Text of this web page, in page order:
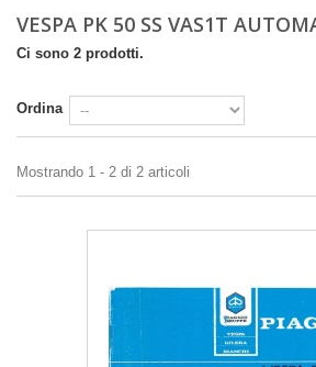
VESPA PK 50 SS VAS1T
Ci sono 2 prodotti.
Ordina
Mostrando 1 - 2 di 2 articoli